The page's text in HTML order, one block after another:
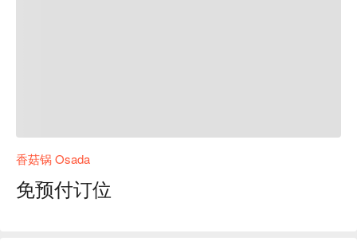
香菇锅 Osada
免预付订位